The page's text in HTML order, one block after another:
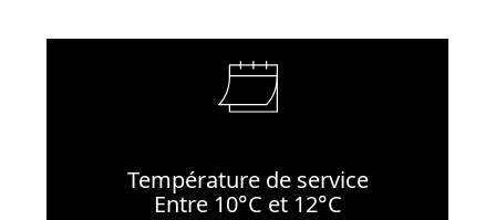
Température de service
Entre 10°C et 12°C